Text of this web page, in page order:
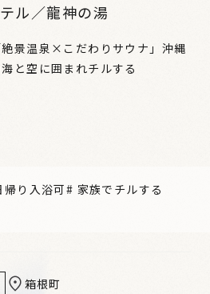
ル／龍神の湯
絶景温泉×こだわりサウナ」沖縄
と空に囲まれチルする
帰り入浴可# 家族でチルする
箱根町